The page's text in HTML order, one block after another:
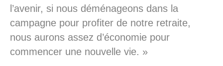
l’avenir, si nous déménageons dans la
campagne pour profiter de notre retraite,
nous aurons assez d’économie pour
commencer une nouvelle vie. »